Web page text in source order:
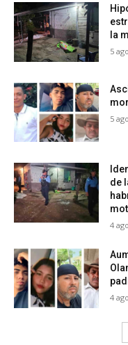
la
5
5
de
4
4